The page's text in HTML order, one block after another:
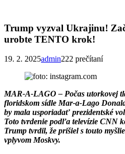
Trump vyzval Ukrajinu!
urobte TENTO krok!
19. 2. 2025admin222 prečítaní
MAR-A-LAGO – Počas utorkovej
floridskom sídle Mar-a-Lago
by mala usporiadať prezidentské
Toto tvrdenie podľa televízie CNN
Trump tvrdil, že prišiel s touto
vplyvom Moskvy.